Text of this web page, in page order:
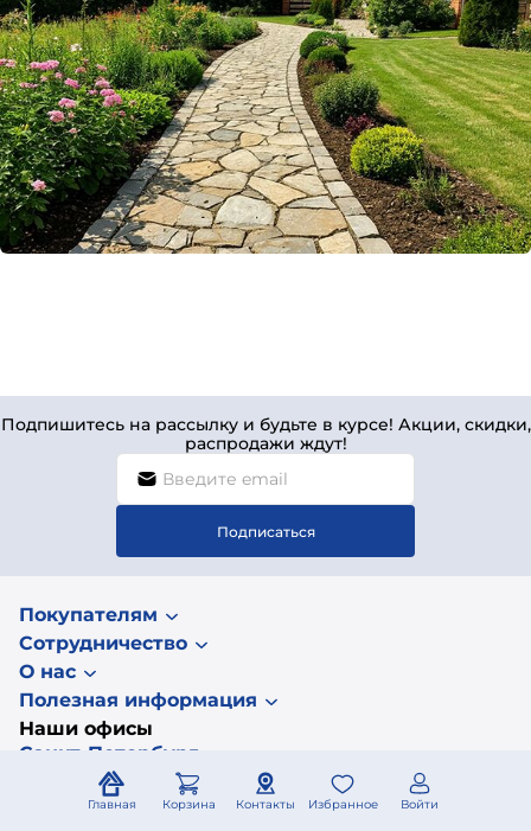
Подпишитесь на рассылку и будьте в курсе! Акции, скидки,
распродажи ждут!
Подписаться
Покупателям
Сотрудничество
О нас
Полезная информация
Наши офисы
Санкт-Петербург
Другие регионы
Главная Корзина Контакты Избранное Войти